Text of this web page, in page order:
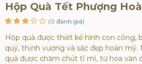
Hộp Quà Tết Phượng
(0 đánh giá)
Hộp quà được thiết kế hình con công,
quý, thịnh vượng và sắc đẹp hoàn
quà được chăm chút tỉ mỉ, từ hoa văn